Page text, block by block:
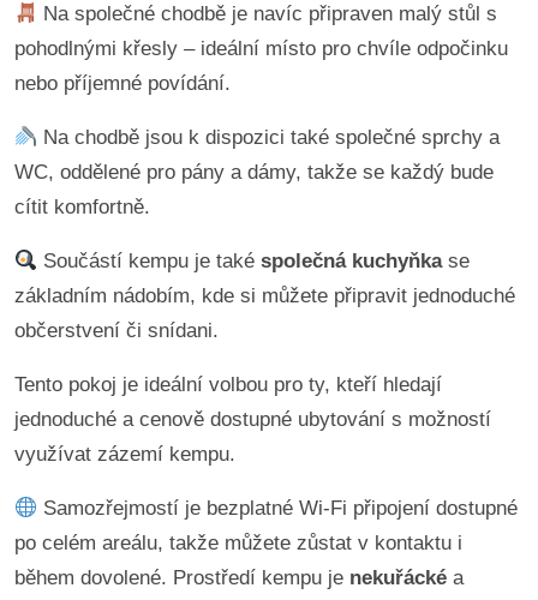
Na společné chodbě je navíc připraven malý stůl s
pohodlnými křesly – ideální místo pro chvíle odpočinku
nebo příjemné povídání.
Na chodbě jsou k dispozici také společné sprchy a
WC, oddělené pro pány a dámy, takže se každý bude
cítit komfortně.
Součástí kempu je takéspolečná kuchyňkase
základním nádobím, kde si můžete připravit jednoduché
občerstvení či snídani.
Tento pokoj je ideální volbou pro ty, kteří hledají
jednoduché a cenově dostupné ubytování s možností
využívat zázemí kempu.
Samozřejmostí je bezplatné Wi-Fi připojení dostupné
po celém areálu, takže můžete zůstat v kontaktu i
během dovolené. Prostředí kempu je nekuřácké a